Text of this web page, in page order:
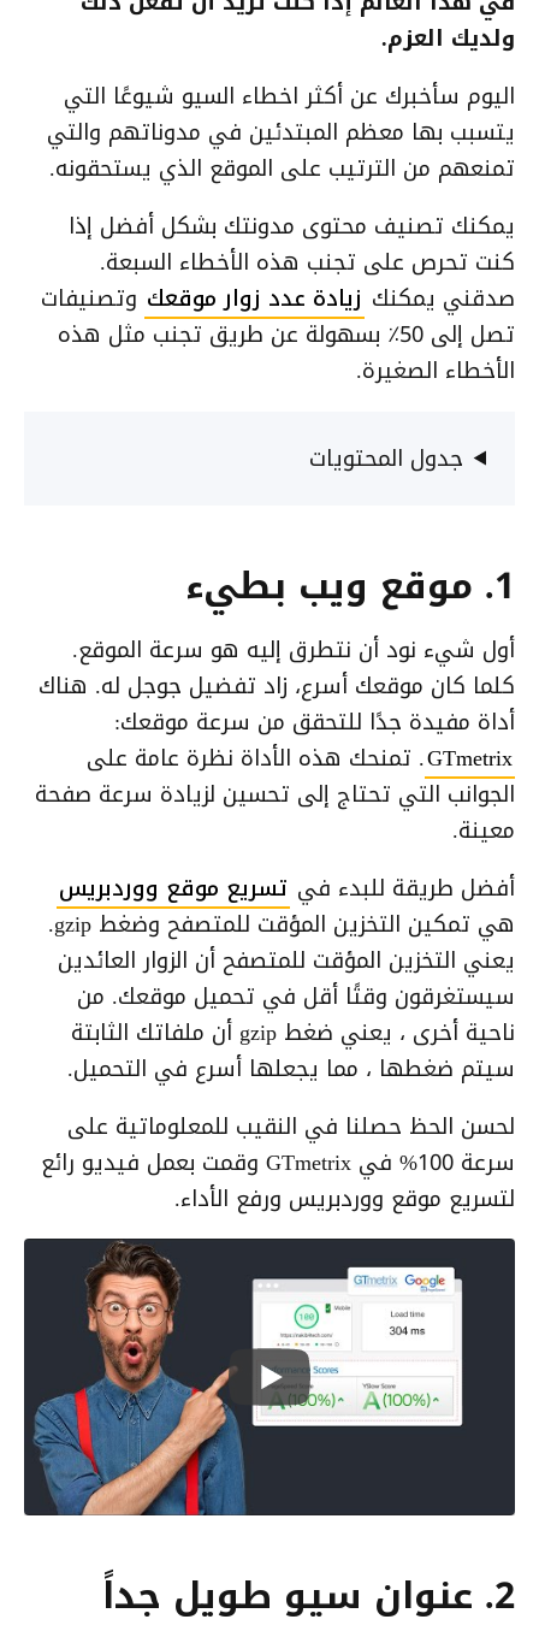
ولديك العزم.
اليوم سأخبرك عن أكثر اخطاء السيو شيوعًا التي
يتسبب بها معظم المبتدئين في مدوناتهم والتي
تمنعهم من الترتيب على الموقع الذي يستحقونه.
يمكنك تصنيف محتوى مدونتك بشكل أفضل إذا
كنت تحرص على تجنب هذه الأخطاء السبعة.
صدقني يمكنك زيادة عدد زوار موقعك وتصنيفات
تصل إلى 50٪ بسهولة عن طريق تجنب مثل هذه
الأخطاء الصغيرة.
جدول المحتويات
1. موقع ويب بطيء
أول شيء نود أن نتطرق إليه هو سرعة الموقع.
كلما كان موقعك أسرع، زاد تفضيل جوجل له. هناك
أداة مفيدة جدًا للتحقق من سرعة موقعك:
GTmetrix. تمنحك هذه الأداة نظرة عامة على
الجوانب التي تحتاج إلى تحسين لزيادة سرعة صفحة
معينة.
أفضل طريقة للبدء في تسريع موقع ووردبريس
هي تمكين التخزين المؤقت للمتصفح وضغط gzip.
يعني التخزين المؤقت للمتصفح أن الزوار العائدين
سيستغرقون وقتًا أقل في تحميل موقعك. من
ناحية أخرى ، يعني ضغط gzip أن ملفاتك الثابتة
سيتم ضغطها ، مما يجعلها أسرع في التحميل.
لحسن الحظ حصلنا في النقيب للمعلوماتية على
سرعة 100% في GTmetrix وقمت بعمل فيديو رائع
لتسريع موقع ووردبريس ورفع الأداء.
2. عنوان سيو طويل جداً